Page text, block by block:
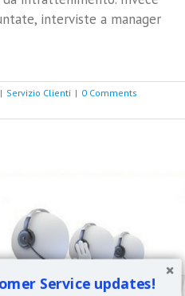
interviste a manager
| Servizio Clienti | 0 Comments
Service updates!